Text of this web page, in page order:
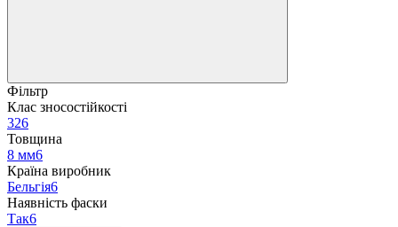
Фільтр
Клас зносостійкості
326
Товщина
8 мм6
Країна виробник
Бельгія6
Наявність фаски
Так6